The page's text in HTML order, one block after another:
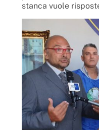
stanca vuole